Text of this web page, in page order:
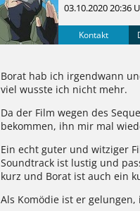
03.10.2020 20:36
Kontakt
Borat hab ich irgendwann
viel wusste ich nicht mehr.
Da der Film wegen des
bekommen, ihn mir mal
Ein echt guter und witziger
Soundtrack ist lustig und
kurz und Borat ist auch ein
Als Komödie ist er